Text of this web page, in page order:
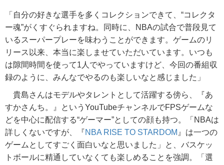
「自分の好きな選手を多くコレクションできて、“コレクタ
ー魂”がくすぐられますね。同時に、NBAの試合で普段見て
いるスーパープレーを味わうことができます。ゲームのリ
リース以来、本当に楽しませていただいています。いつも
は隙間時間を使って1人でやっていますけど、今回の番組収
録のように、みんなでやるのも楽しいなと感じました」
貴島さんはモデルやタレントとして活躍する傍ら、『あ
すかさんち。』というYouTubeチャンネルでFPSゲームな
どを中心に配信する“ゲーマー”としての顔も持つ。「NBAは
詳しくないですが、『NBA RISE TO STARDOM 』は一つの
ゲームとしてすごく面白いなと思いました」と、バスケッ
トボールに精通していなくても楽しめることを強調。「選